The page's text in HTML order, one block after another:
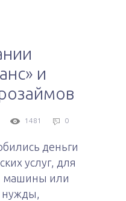
и
1481 0
деньги
услуг, для
машины или
нужды,